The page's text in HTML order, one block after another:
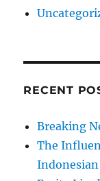
RECENT
Breaking
The